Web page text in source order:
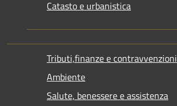
Catasto e urbanistica
Tributi,finanze e contravvenzioni
Ambiente
Salute, benessere e assistenza